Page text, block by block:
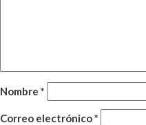
Nombre *
Correo electrónico*